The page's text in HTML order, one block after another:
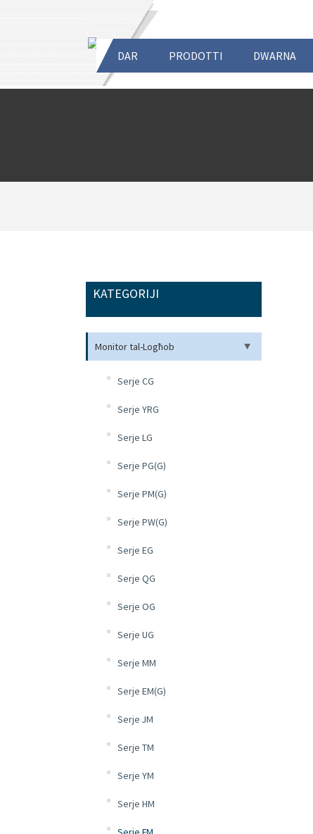
DAR PRODOTTI DWARNA
KATEGORIJI
Monitor tal-Logħob
Serje CG
Serje YRG
Serje LG
Serje PG(G)
Serje PM(G)
Serje PW(G)
Serje EG
Serje QG
Serje OG
Serje UG
Serje MM
Serje EM(G)
Serje JM
Serje TM
Serje YM
Serje HM